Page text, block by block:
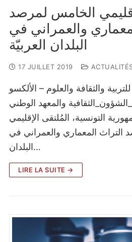
الخامس لمرصد
والعمراني في
البلدان العربيّة
17 JUILLET 2019
والثقافة والعلوم – الألكسو
والمعهد الوطني
التونسية، المُلتقى الإقليمي
التراث المعماري والعمراني في
البلدان…
LIRE LA SUITE →